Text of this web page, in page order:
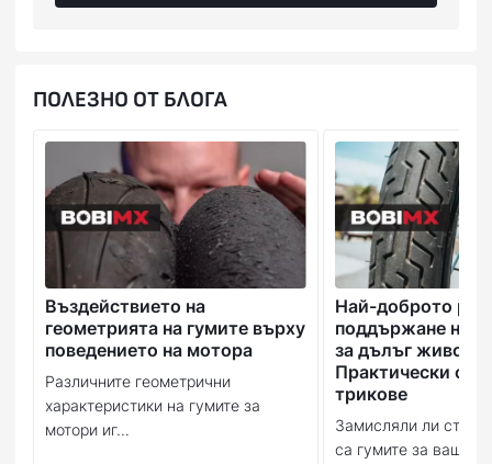
ПОЛЕЗНО ОТ БЛОГА
Въздействието на
геометрията на гумите върху
поведението на мотора
Различните геометрични
характеристики на гумите за
мотори иг...
Най-доброто
поддържане на
за дълъг живот:
Практически
трикове
Замисляли ли сте
са гумите за вашия